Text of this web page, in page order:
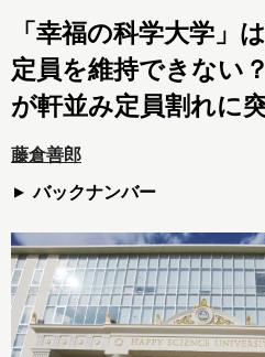
「幸福の科学大学」
定員を維持できない
が軒並み定員割れに
藤倉善郎
バックナンバー